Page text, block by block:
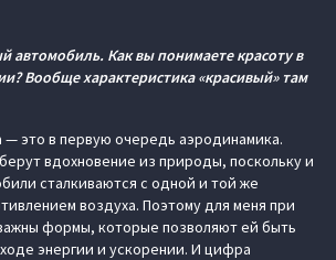
автомобиль. Как вы понимаете красоту в
Вообще характеристика «красивый» там
это в первую очередь аэродинамика.
вдохновение из природы, поскольку и
сталкиваются с одной и той же
воздуха. Поэтому для меня при
формы, которые позволяют ей быть
энергии и ускорении. И цифра